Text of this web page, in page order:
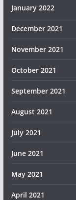
January 2022
December 2021
November 2021
October 2021
September 2021
August 2021
July 2021
June 2021
May 2021
April 2021